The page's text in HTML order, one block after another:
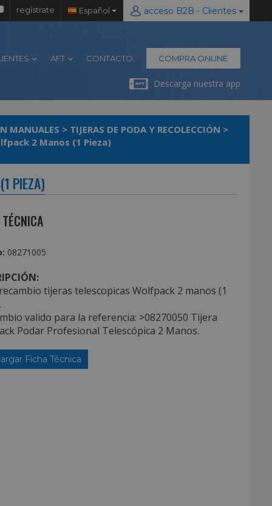
regístrate Español acceso B2B - Clientes
AFT CONTACTO COMPRA ONLINE
Descarga nuestra app
MANUALES > TIJERAS DE PODA Y RECOLECCIÓN >
2 Manos (1 Pieza)
PIEZA)
08271005
tijeras telescopicas Wolfpack 2 manos (1
valido para la referencia: >08270050 Tijera
Podar Profesional Telescópica 2 Manos.
Ficha Técnica